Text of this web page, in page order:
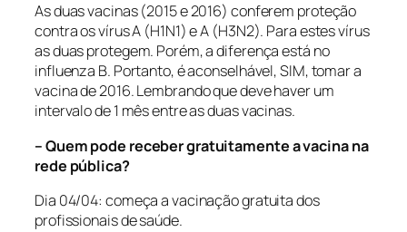
As duas vacinas (2015 e 2016) conferem proteção
contra os vírus A (H1N1) e A (H3N2). Para estes vírus
as duas protegem. Porém, a diferença está no
influenza B. Portanto, é aconselhável, SIM, tomar a
vacina de 2016. Lembrando que deve haver um
intervalo de 1 mês entre as duas vacinas.
– Quem pode receber gratuitamente a vacina na
rede pública?
Dia 04/04: começa a vacinação gratuita dos
profissionais de saúde.